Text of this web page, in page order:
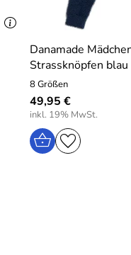
Danamade
Strassknöpfen blau
8 Größen
49,95 €
inkl. 19% MwSt.